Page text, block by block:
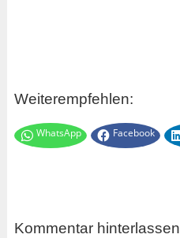
Weiterempfehlen:
WhatsApp Facebook
Kommentar hinterlassen